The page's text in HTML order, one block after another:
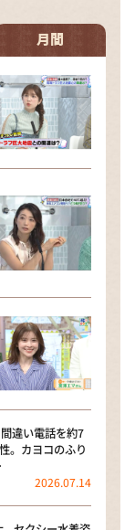
月間
違い電話を約7
。カヨコのふり
2026.07.14